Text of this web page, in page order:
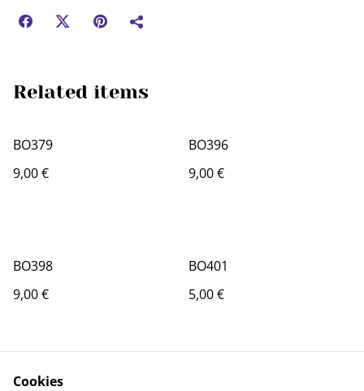
Related items
BO379
9,00 €
BO396
9,00 €
BO398
9,00 €
BO401
5,00 €
Cookies